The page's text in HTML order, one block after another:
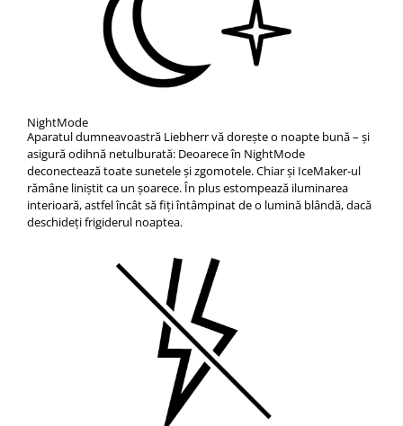
NightMode
Aparatul dumneavoastră Liebherr vă doreşte o noapte bună – şi
asigură odihnă netulburată: Deoarece în NightMode
deconectează toate sunetele şi zgomotele. Chiar şi IceMaker-ul
rămâne liniştit ca un şoarece. În plus estompează iluminarea
interioară, astfel încât să fiţi întâmpinat de o lumină blândă, dacă
deschideţi frigiderul noaptea.